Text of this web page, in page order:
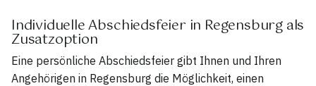
Individuelle Abschiedsfeier in Regensburg als
Zusatzoption
Eine persönliche Abschiedsfeier gibt Ihnen und Ihren
Angehörigen in Regensburg die Möglichkeit, einen